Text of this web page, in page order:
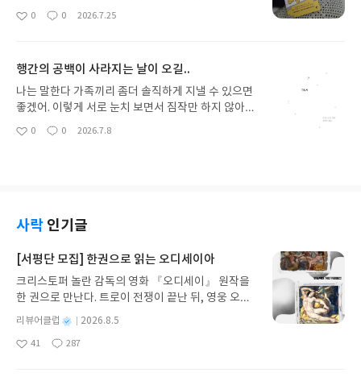
의 속도를 잃지 않는 일을 더 중요하게 여긴다. 비가
받아들이는 모습 속에서 북유럽 특유의 여유와 안정
감을 느낄 수 있었다.p.313우리는 종종 '행복'을 너
무 어렵게 생각한다. 하지만 북유럽은 우리에게 말한
고. 무엇을 갖느냐보다. 어떻게 바라보느냐가 더 중요
권 가격 찾아보느라 일상생활에 지장을 주고 있다는
거~~ㅠㅠ작년 겨울 북유럽 여행을 계획했었다가 취
다.아직 가보지 못해서 더 간절한 북유럽!가보지 못한
곳이라서 그런지 나에게는 북유럽에 대한 환상이 가
득 차 있다.여름의 백야도 너무 경험해 보고싶지만 겨
옷장문을 통과하면 등장하는 눈의 여왕이 살고있고
산타클로스가 반겨줄것만 같은 그런 곳..이 여행 에세
는다. 알갱이가 똥인 지 아닌지 판단할 이유 따위는
고하기를 바란다. 가장 중요한 것은 고양이다! 고양이
가 목욕을 싫어하면 노하우고, 뭐고, 다 필요없다. 목
욕시키는 상상만으로 만족하기를 바란다.p.188세상
며 스스로를 위로하지만, 결국 다 호구 잡힌 처지일
했다. "구름이는 언제 봐도 참ㆍㆍㆍ 미묘입니다."진
단명 '미묘'.p.210아파 봤기에 얼마나 아플 것인지를
알아서 겁이 나기도 하고, 아파 봤기에 어디까지 아플
것인지를 알아서 담담하게 받아들여지기도 한다.p.2
32진심 진심 진심 지금까지 읽었던 수많은 고양이에
관한 에세이들 중에서 단연코 최고!너~~~무 재미있
어서 읽는 내내 웃음이 끊이지 않았고 너~~~무 행복
씨 인줄 착각하고 집어든 이브의 똥. ㅋㅋ너믄 좋아
좋
0
댓
0
작
2026.7.25
행간의 공백이 사라지는 날이 오길..
나는 말한다 가족끼리 좀더 솔직하게 지낼 수 있으면
좋겠어. 이렇게 서로 눈치 보면서 짐작만 하지 않아도
되게 말이야.p.134나는 말한다 한국 문화에서 내가
같아. 행간에서 표현되는 것들 말이야. 나는 말한다
려워. 번역될 수 없는 침묵이라고나 할까.p.188~189
나는 말한다 그 책은 가족을 위해 쓴 게 아니야. 그랬
다면 애초에 쓰지도 않았겠지. 나는 나 자신을 위해,
그리고 다른 입양인들을 위해 그 책을 썼어. 때로는
진실을 말하기 위해 누군가를 배반해야 하기도 해.p.
년생 김지영과 채식주의자를 읽고 느꼈던 그 답답함
좋
0
댓
0
작
2026.7.8
사락 인기글
[서평단 모집] 한권으로 읽는 오디세이아
크리스토퍼 놀란 감독의 영화 『오디세이』 원작을
한 권으로 만난다. 트로이 전쟁이 끝난 뒤, 영웅 오디
세우스는 고향 이타케로 돌아가기 위해 키클롭스, 마
녀 키르케, 세이렌의 노래, 포세이돈의 분노를 헤쳐
나간다. 그리스 철학 전공자인 옮긴이가 호메로스의
별
리뷰어클럽
성
2026.8.5
좋
41
댓
287
작